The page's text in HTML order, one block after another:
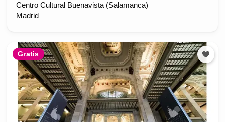
Centro Cultural Buenavista (Salamanca)
Madrid
Gratis